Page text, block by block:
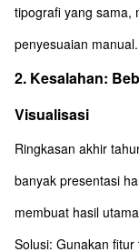
tipografi yang sama,
penyesuaian manual.
2. Kesalahan:
Visualisasi
Ringkasan akhir
banyak presentasi
membuat hasil
Solusi: Gunakan